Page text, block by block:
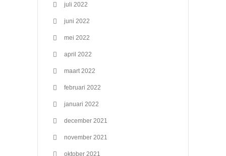
juli 2022
juni 2022
mei 2022
april 2022
maart 2022
februari 2022
januari 2022
december 2021
november 2021
oktober 2021